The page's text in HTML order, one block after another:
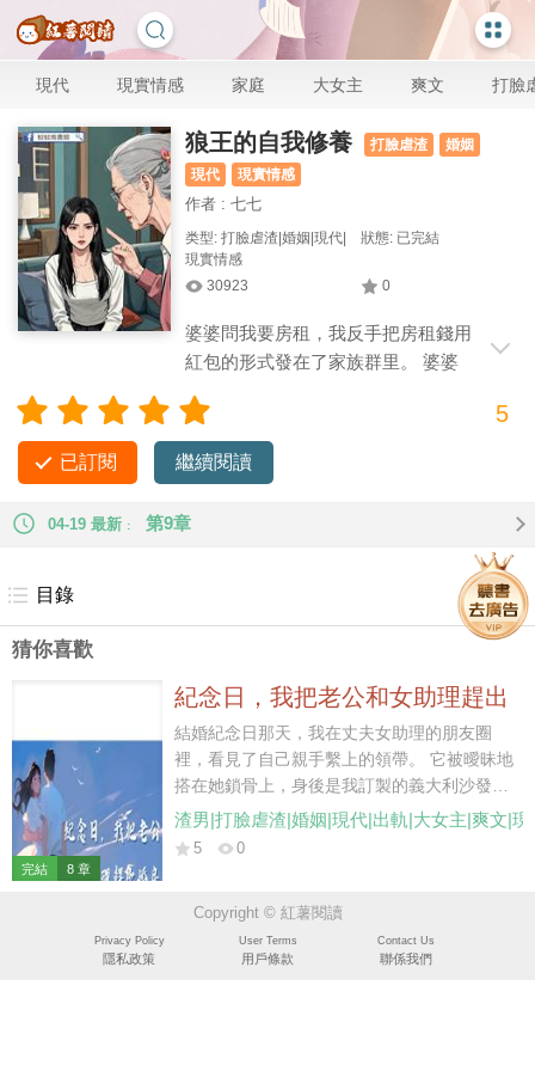
現代 現實情感 家庭 大女主 爽文 打臉
狼王的自我修養 打臉虐渣
婚姻
現代
現實情感
作者 : 七七
类型: 打臉虐渣|婚姻|現代|
現實情感
狀態: 已完結
30923 0
婆婆問我要房租，我反手把房租錢用
紅包的形式發在了家族群里。 婆婆
臉，不省心。 我老公：「問兒媳婦要房租，這他媽放在清朝也
是相當炸裂的啊，老娘！」
5
已訂閱 繼續閱讀
04-19 最新 第9章
目錄
猜你喜歡
完結 8 章
紀念日，我把老公和女助理趕出
婚房
結婚紀念日那天，我在丈夫女助理的朋友圈
裡，看見了自己親手繫上的領帶。 它被曖昧地
搭在她鎖骨上，身後是我訂製的義大利沙發，
手上還戴著那枚我在拍賣會上錯失的「深海之
淚」。 她說，大老闆總會藉著給所有人送花的
了。
渣男|打臉虐渣|婚姻|現代|出軌|大女主|爽文|現
5 0
Copyright © 紅薯閱讀
Privacy Policy
隱私政策
User Terms
用戶條款
Contact Us
聯係我們